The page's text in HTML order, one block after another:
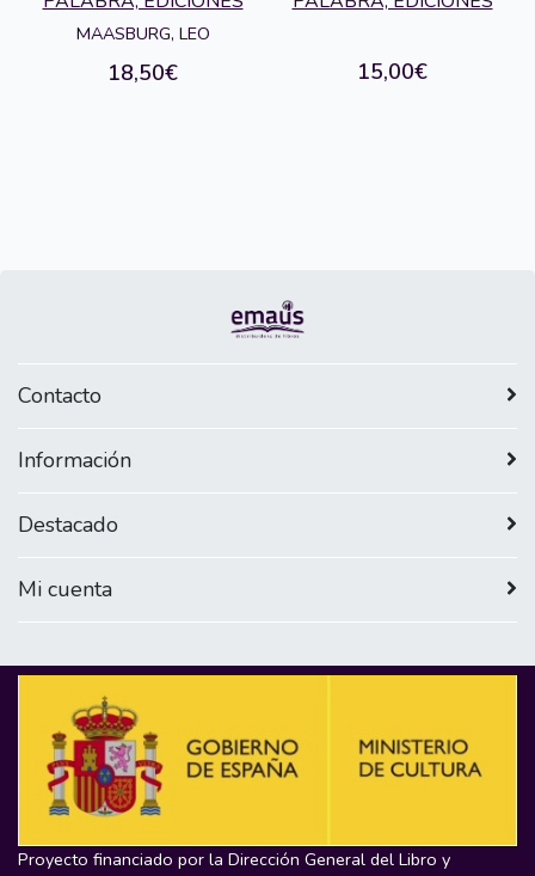
MAASBURG, LEO
18,50€ 15,00€
Contacto
Información
Destacado
Mi cuenta
Proyecto financiado por la Dirección General del Libro y